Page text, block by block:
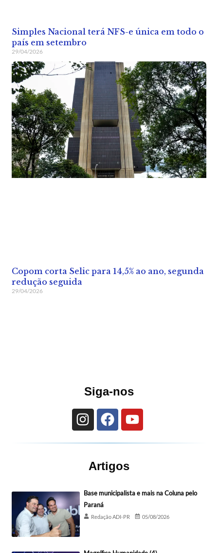
Simples Nacional terá NFS-e única em todo o
país em setembro
29/04/2026
Copom corta Selic para 14,5% ao ano, segunda
redução seguida
29/04/2026
Siga-nos
Artigos
Base municipalista e mais na Coluna pelo
Paraná
Redação ADI-PR 05/08/2026